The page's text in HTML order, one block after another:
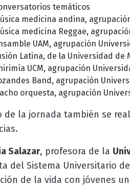
temáticos
medicina andina,
medicina Reggae,
UAM, agrupación
Latina, de la Universidad de
UCM, agrupación
Band, agrupación
orquesta, agrupación
de la jornada también se
Salazar, profesora de la
del Sistema Universitario
de la vida con jóvenes